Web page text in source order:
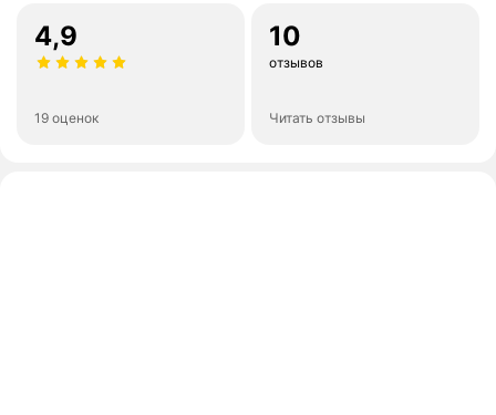
4,9
19 оценок
10
отзывов
Читать отзывы